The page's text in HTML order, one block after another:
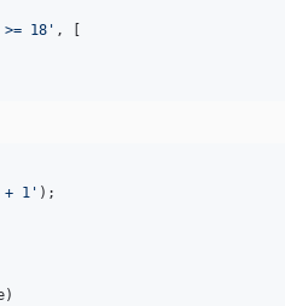
18 ' , [
+ 1 ' );
)